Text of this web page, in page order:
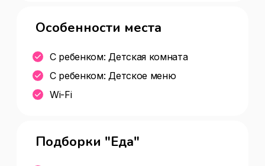
Особенности места
С ребенком: Детская комната
С ребенком: Детское меню
Wi-Fi
Подборки "Еда"